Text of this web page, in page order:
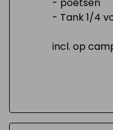
- Tank 1/4
incl. op